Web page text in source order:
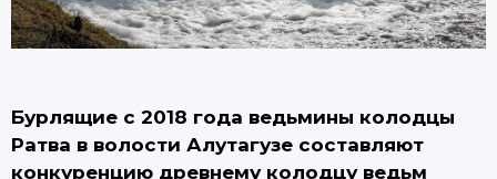
Бурлящие с 2018 года ведьмины колодцы
Ратва в волости Алутагузе составляют
конкуренцию древнему колодцу ведьм